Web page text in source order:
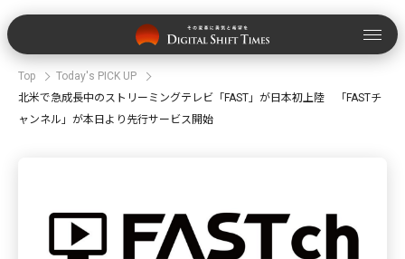
Top
Today's PICK UP
北米で急成長中のストリーミングテレビ「FAST」が日本初上陸 「FASTチ
ャンネル」が本日より先行サービス開始